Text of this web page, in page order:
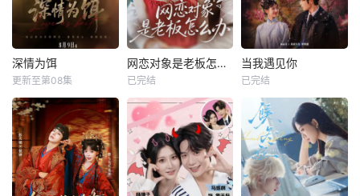
深情为饵
更新至第08集
网恋对象是老板怎么办
已完结
当我遇见你
已完结